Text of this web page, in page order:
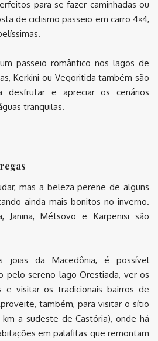
para se fazer caminhadas ou
de ciclismo passeio em carro 4×4,
passeio romântico nos lagos de
Kerkini ou Vegoritida também são
desfrutar e apreciar os cenários
tranquilas.
mas a beleza perene de alguns
ainda mais bonitos no inverno.
Janina, Métsovo e Karpenisi são
joias da Macedônia, é possível
pelo sereno lago Orestiada, ver os
e visitar os tradicionais bairros de
também, para visitar o sítio
a sudeste de Castória), onde há
em palafitas que remontam